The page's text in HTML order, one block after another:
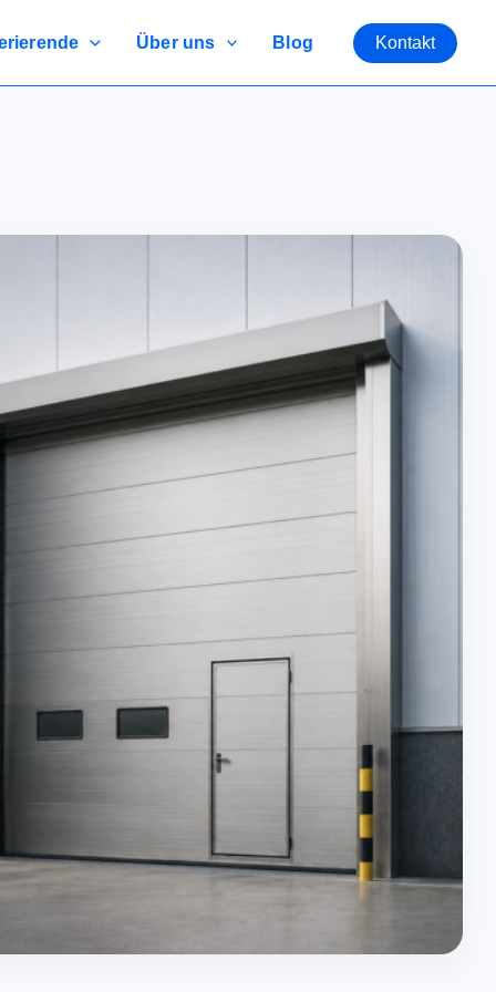
Über uns Blog Kontakt